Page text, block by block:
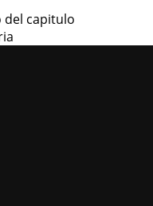
del capitulo